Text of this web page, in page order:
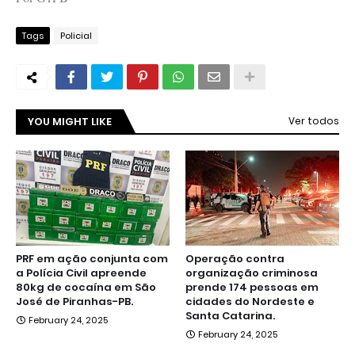
Tags Policial
YOU MIGHT LIKE Ver todos
PRF em ação conjunta com
a Polícia Civil apreende
80kg de cocaína em São
José de Piranhas-PB.
February 24, 2025
Operação contra
organização criminosa
prende 174 pessoas em
cidades do Nordeste e
Santa Catarina.
February 24, 2025